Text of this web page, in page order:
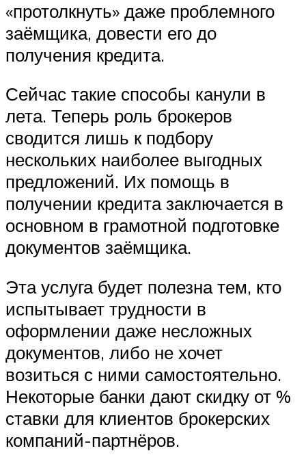
«протолкнуть» даже проблемного
заёмщика, довести его до
получения кредита.
Сейчас такие способы канули в
лета. Теперь роль брокеров
сводится лишь к подбору
нескольких наиболее выгодных
предложений. Их помощь в
получении кредита заключается в
основном в грамотной подготовке
документов заёмщика.
Эта услуга будет полезна тем, кто
испытывает трудности в
оформлении даже несложных
документов, либо не хочет
возиться с ними самостоятельно.
Некоторые банки дают скидку от %
ставки для клиентов брокерских
компаний-партнёров.